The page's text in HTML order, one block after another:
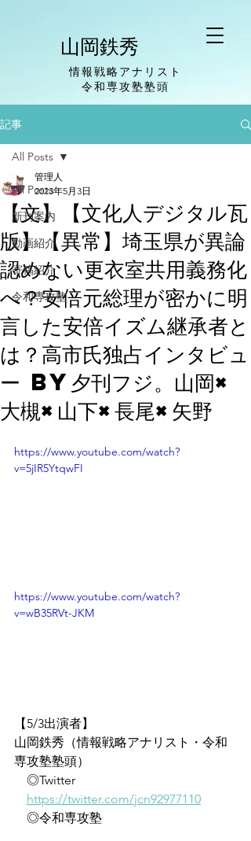
山岡鉄秀
情報戦略アナリスト
​令和専攻塾塾頭
記事
All Posts
新刊案内
動画紹介
寄稿紹介
令和専攻塾
All Posts
【文】【文化人デジタル瓦
版】【異常】埼玉県が異論
認めない更衣室共用義務化
へ？安倍元総理が密かに明
言した安倍イズム継承者と
は？高市氏独占インタビュ
ー by夕刊フジ。山岡×
大槻×山下×長尾×矢野
管理人
2023年5月3日
https://www.youtube.com/watch?
v=5jIR5YtqwFI
https://www.youtube.com/watch?
v=wB35RVt-JKM
【5/3出演者】
山岡鉄秀（情報戦略アナリスト・令和
専攻塾塾頭）
◎Twitter
https://twitter.com/jcn92977110
◎令和専攻塾